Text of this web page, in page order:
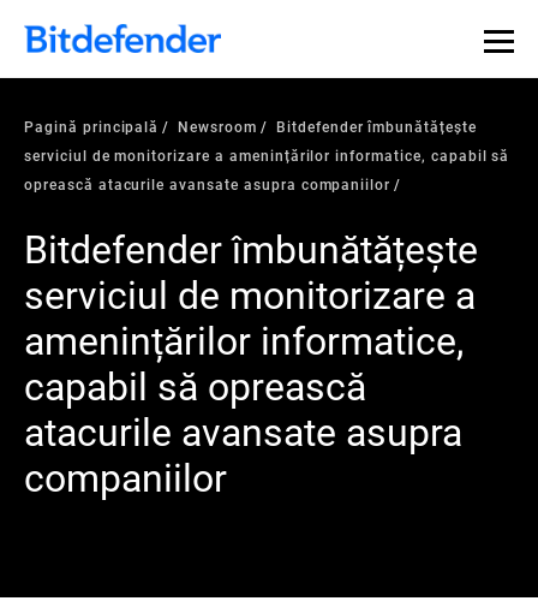
Pagină principală Newsroom
Bitdefender îmbunătățește
serviciul de monitorizare a amenințărilor informatice, capabil să
oprească atacurile avansate asupra companiilor
Bitdefender îmbunătățește
serviciul de monitorizare a
amenințărilor informatice,
capabil să oprească
atacurile avansate asupra
companiilor